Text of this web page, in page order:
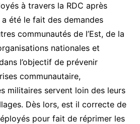
à travers la RDC après
été le fait des demandes
communautés de l’Est, de la
nationales et
l’objectif de prévenir
communautaire,
militaires servent loin des leurs
Dès lors, est il correcte de
pour fait de réprimer les